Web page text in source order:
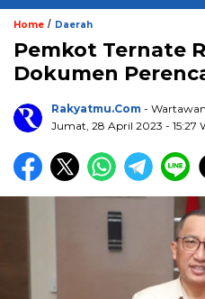
Home / Daerah
Pemkot Ternate
Dokumen
Rakyatmu.com - Wartawan
Jumat, 28 April 2023 - 15:27